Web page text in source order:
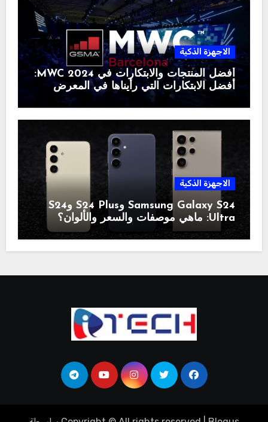
الاجهزة الذكية
أفضل المنتجات والابتكارات في MWC 2024:
أفضل الابتكارات التي رأيناها في المعرض
الاجهزة الذكية
Samsung Galaxy S24 وS24 Plus وS24
Ultra: ماهي موصفات والسعر والألوان؟